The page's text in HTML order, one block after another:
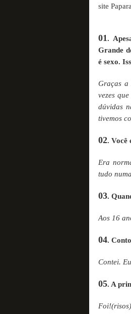
site
01.
Grande
é sexo.
Graças a
vezes
dúvidas
tivemos
02. Você
Era
tudo
03.
Aos 16
04.
Contei.
05. A
Foi!(risos)